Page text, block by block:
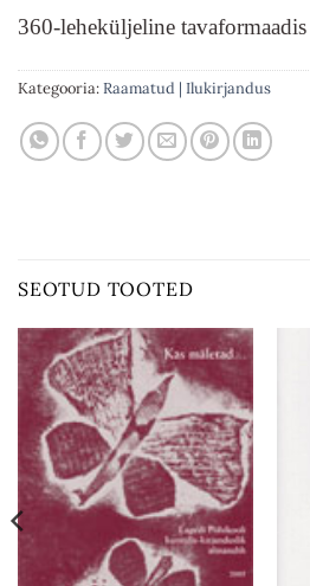
360-leheküljeline
Kategooria:Raamatud | Ilukirjandus
SEOTUD TOOTED